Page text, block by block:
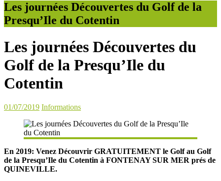
Les journées Découvertes du Golf de la
Presqu’Ile du Cotentin
Les journées Découvertes du
Golf de la Presqu’Ile du
Cotentin
01/07/2019 Informations
En 2019: Venez Découvrir GRATUITEMENT le Golf au Golf
de la Presqu’Ile du Cotentin à FONTENAY SUR MER prés de
QUINEVILLE.